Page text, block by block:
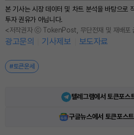
본 기사는 시장 데이터 및 차트 분석을 바탕으로
투자 권유가 아닙니다.
<저작권자 ⓒ TokenPost, 무단전재 및 재배포
광고문의 기사제보 보도자료
#토큰운세
텔레그램에서 토큰포스
구글뉴스에서 토큰포스